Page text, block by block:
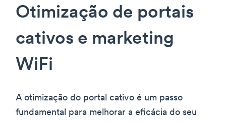
Otimização de portais
cativos e marketing
WiFi
A otimização do portal cativo é um passo
fundamental para melhorar a eficácia do seu